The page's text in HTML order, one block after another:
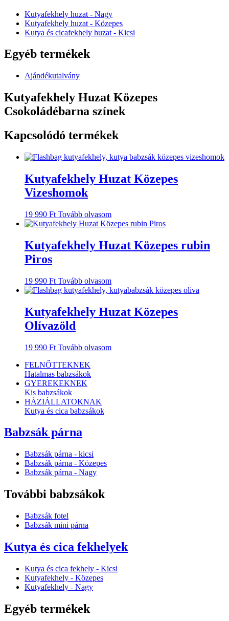
Kutyafekhely huzat - Nagy
Kutyafekhely huzat - Közepes
Kutya és cicafekhely huzat - Kicsi
Egyéb termékek
Ajándékutalvány
Kutyafekhely Huzat Közepes
Csokoládébarna színek
Kapcsolódó termékek
Kutyafekhely Huzat Közepes
Vizeshomok
19 990 Ft Tovább olvasom
Kutyafekhely Huzat Közepes rubin
Piros
19 990 Ft Tovább olvasom
Kutyafekhely Huzat Közepes
Olívazöld
19 990 Ft Tovább olvasom
FELNŐTTEKNEK
Hatalmas babzsákok
GYEREKEKNEK
Kis babzsákok
HÁZIÁLLATOKNAK
Kutya és cica babzsákok
Babzsák párna
Babzsák párna - kicsi
Babzsák párna - Közepes
Babzsák párna - Nagy
További babzsákok
Babzsák fotel
Babzsák mini párna
Kutya és cica fekhelyek
Kutya és cica fekhely - Kicsi
Kutyafekhely - Közepes
Kutyafekhely - Nagy
Egyéb termékek